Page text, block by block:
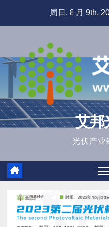
周日. 8 月 9th,
艾邦
光伏产业